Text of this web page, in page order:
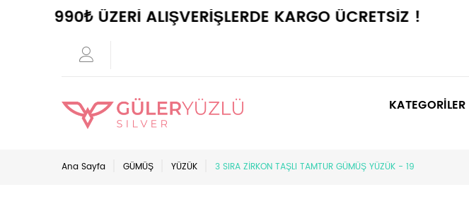
990₺ ÜZERİ ALIŞVERİŞLERDE KARGO ÜCRETSİZ !
KATEGORİLER
Ana Sayfa GÜMÜŞ YÜZÜK 3 SIRA ZİRKON TAŞLI TAMTUR GÜMÜŞ YÜZÜK - 19